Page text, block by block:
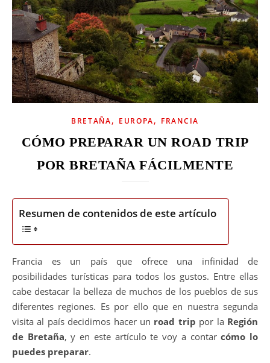
BRETAÑA, EUROPA, FRANCIA
CÓMO PREPARAR UN ROAD TRIP
POR BRETAÑA FÁCILMENTE
Resumen de contenidos de este artículo
Francia es un país que ofrece una infinidad de
posibilidades turísticas para todos los gustos. Entre ellas
cabe destacar la belleza de muchos de los pueblos de sus
diferentes regiones. Es por ello que en nuestra segunda
visita al país decidimos hacer un road trip por la Región
de Bretaña, y en este artículo te voy a contarcómo lo
puedes preparar.